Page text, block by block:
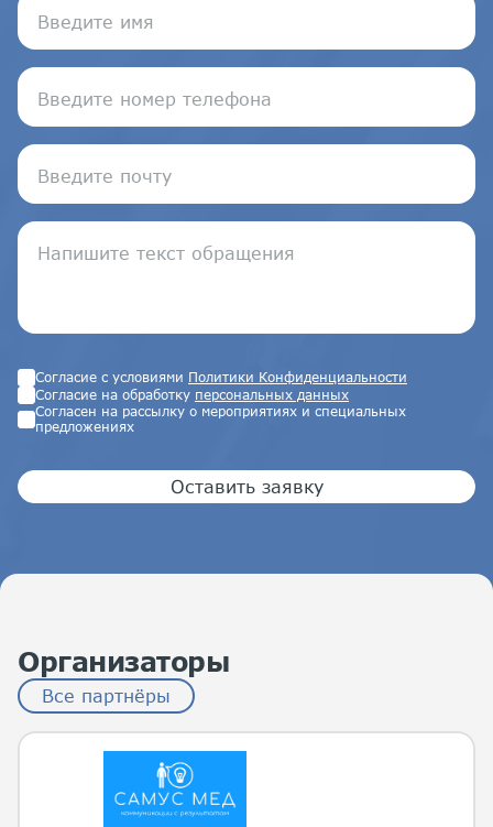
Согласие с условиями Политики Конфиденциальности
Согласие на обработку персональных данных
Согласен на рассылку о мероприятиях и специальных
предложениях
Оставить заявку
Организаторы
Все партнёры